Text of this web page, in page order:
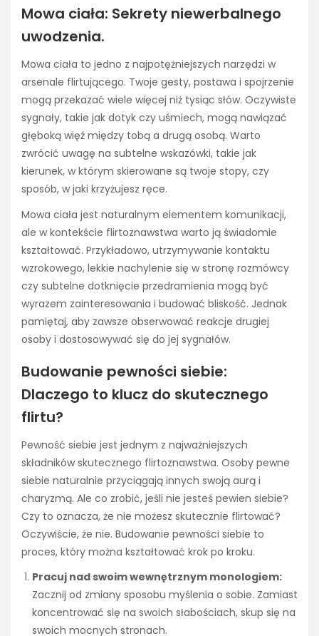
Mowa ciała: Sekrety niewerbalnego
uwodzenia.
Mowa ciała to jedno z najpotężniejszych narzędzi w
arsenale flirtującego. Twoje gesty, postawa i spojrzenie
mogą przekazać wiele więcej niż tysiąc słów. Oczywiste
sygnały, takie jak dotyk czy uśmiech, mogą nawiązać
głęboką więź między tobą a drugą osobą. Warto
zwrócić uwagę na subtelne wskazówki, takie jak
kierunek, w którym skierowane są twoje stopy, czy
sposób, w jaki krzyżujesz ręce.
Mowa ciała jest naturalnym elementem komunikacji,
ale w kontekście flirtoznawstwa warto ją świadomie
kształtować. Przykładowo, utrzymywanie kontaktu
wzrokowego, lekkie nachylenie się w stronę rozmówcy
czy subtelne dotknięcie przedramienia mogą być
wyrazem zainteresowania i budować bliskość. Jednak
pamiętaj, aby zawsze obserwować reakcje drugiej
osoby i dostosowywać się do jej sygnałów.
Budowanie pewności siebie:
Dlaczego to klucz do skutecznego
flirtu?
Pewność siebie jest jednym z najważniejszych
składników skutecznego flirtoznawstwa. Osoby pewne
siebie naturalnie przyciągają innych swoją aurą i
charyzmą. Ale co zrobić, jeśli nie jesteś pewien siebie?
Czy to oznacza, że nie możesz skutecznie flirtować?
Oczywiście, że nie. Budowanie pewności siebie to
proces, który można kształtować krok po kroku.
Pracuj nad swoim wewnętrznym monologiem:
Zacznij od zmiany sposobu myślenia o sobie. Zamiast
koncentrować się na swoich słabościach, skup się na
swoich mocnych stronach.